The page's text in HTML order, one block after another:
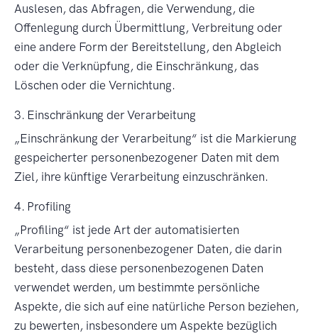
Auslesen, das Abfragen, die Verwendung, die
Offenlegung durch Übermittlung, Verbreitung oder
eine andere Form der Bereitstellung, den Abgleich
oder die Verknüpfung, die Einschränkung, das
Löschen oder die Vernichtung.
3. Einschränkung der Verarbeitung
Einschränkung der Verarbeitung
ist die Markierung
gespeicherter personenbezogener Daten mit dem
Ziel, ihre künftige Verarbeitung einzuschränken.
4. Profiling
Profiling
ist jede Art der automatisierten
Verarbeitung personenbezogener Daten, die darin
besteht, dass diese personenbezogenen Daten
verwendet werden, um bestimmte persönliche
Aspekte, die sich auf eine natürliche Person beziehen,
zu bewerten, insbesondere um Aspekte bezüglich